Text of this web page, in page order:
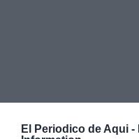
El Periodico de Aqui -